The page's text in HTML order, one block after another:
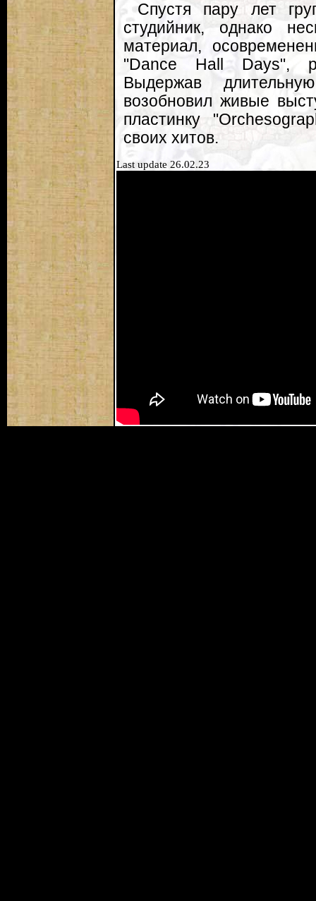
Спустя пару лет
студийник, однако
материал,
"Dance Hall Days",
Выдержав
возобновил живые
пластинку
своих хитов.
Last update 26.02.23